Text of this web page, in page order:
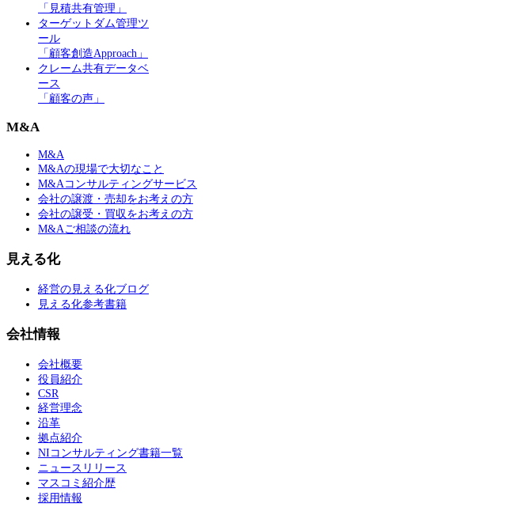
「見積共有管理」
ターゲットダム管理ツ
ール
「顧客創造Approach」
クレーム共有データベ
ース
「顧客の声」
M&A
M&A
M&Aの現場で大切なこと
M&Aコンサルティングサービス
会社の譲渡・売却をお考えの方
会社の譲受・買収をお考えの方
M&Aご相談の流れ
見える化
経営の見える化ブログ
見える化参考書籍
会社情報
会社概要
役員紹介
CSR
経営理念
沿革
拠点紹介
NIコンサルティング書籍一覧
ニュースリリース
マスコミ紹介歴
採用情報